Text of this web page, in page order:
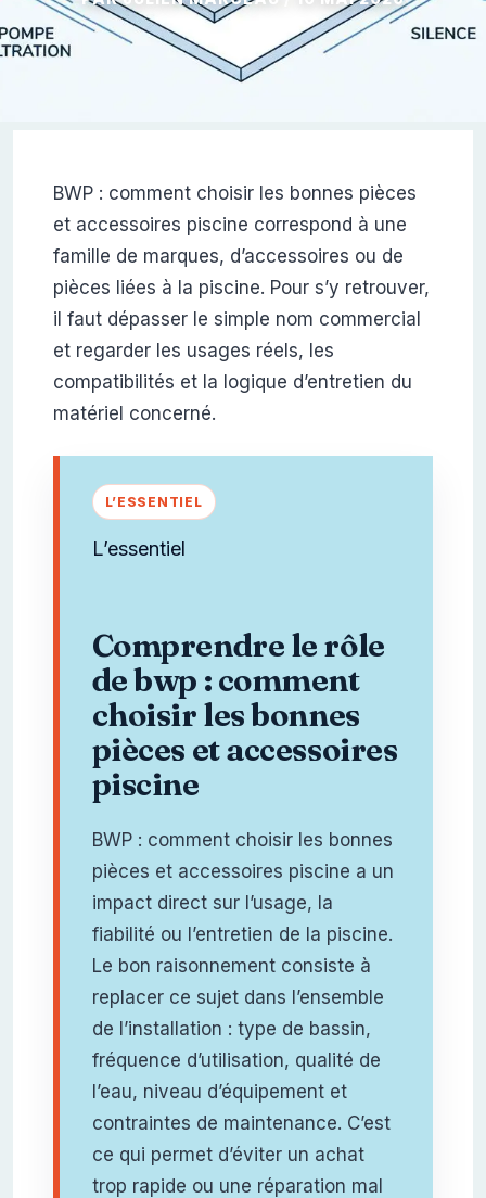
BWP : comment choisir les bonnes pièces
et accessoires piscine correspond à une
famille de marques, d’accessoires ou de
pièces liées à la piscine. Pour s’y retrouver,
il faut dépasser le simple nom commercial
et regarder les usages réels, les
compatibilités et la logique d’entretien du
matériel concerné.
L’essentiel
Comprendre le rôle
de bwp : comment
choisir les bonnes
pièces et accessoires
piscine
BWP : comment choisir les bonnes
pièces et accessoires piscine a un
impact direct sur l’usage, la
fiabilité ou l’entretien de la piscine.
Le bon raisonnement consiste à
replacer ce sujet dans l’ensemble
de l’installation : type de bassin,
fréquence d’utilisation, qualité de
l’eau, niveau d’équipement et
contraintes de maintenance. C’est
ce qui permet d’éviter un achat
trop rapide ou une réparation mal